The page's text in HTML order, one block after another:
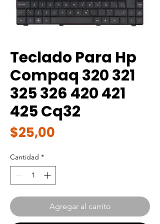
Teclado Para Hp
Compaq 320 321
325 326 420 421
425 Cq32
$25,00
Cantidad *
Agregar al carrito